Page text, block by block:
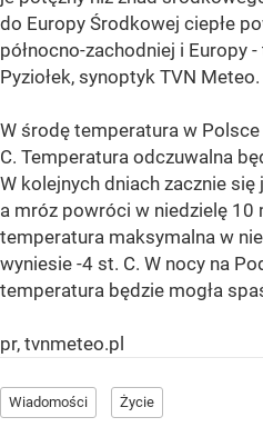
do Europy Środkowej ciepłe
północno-zachodniej i Europy
Pyziołek, synoptyk TVN Meteo.
W środę temperatura w
C. Temperatura odczuwalna
W kolejnych dniach zacznie się
a mróz powróci w niedzielę 10
temperatura maksymalna w
wyniesie -4 st. C. W nocy na
temperatura będzie mogła
pr, tvnmeteo.pl
Wiadomości Życie